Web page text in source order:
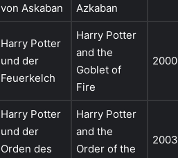
von Askaban
Azkaban
Harry Potter
und der
Feuerkelch
Harry Potter
and the
Goblet of
Fire
2000
Harry Potter
und der
Orden des
Harry Potter
and the
Order of the
2003